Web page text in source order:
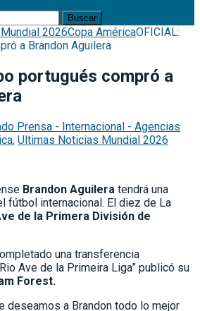
2026Copa AméricaOFICIAL:
a Brandon Aguilera
portugués compró a
Prensa - Internacional - Agencias
, Ultimas Noticias Mundial 2026
Brandon Aguilera tendrá una
fútbol internacional. El diez de La
de la Primera División de
una transferencia
Ave de la Primeira Liga” publicó su
Forest.
deseamos a Brandon todo lo mejor